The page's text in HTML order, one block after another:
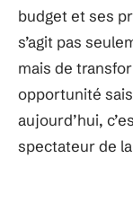
budget et ses
s’agit pas
mais de
opportunité
aujourd’hui,
spectateur de